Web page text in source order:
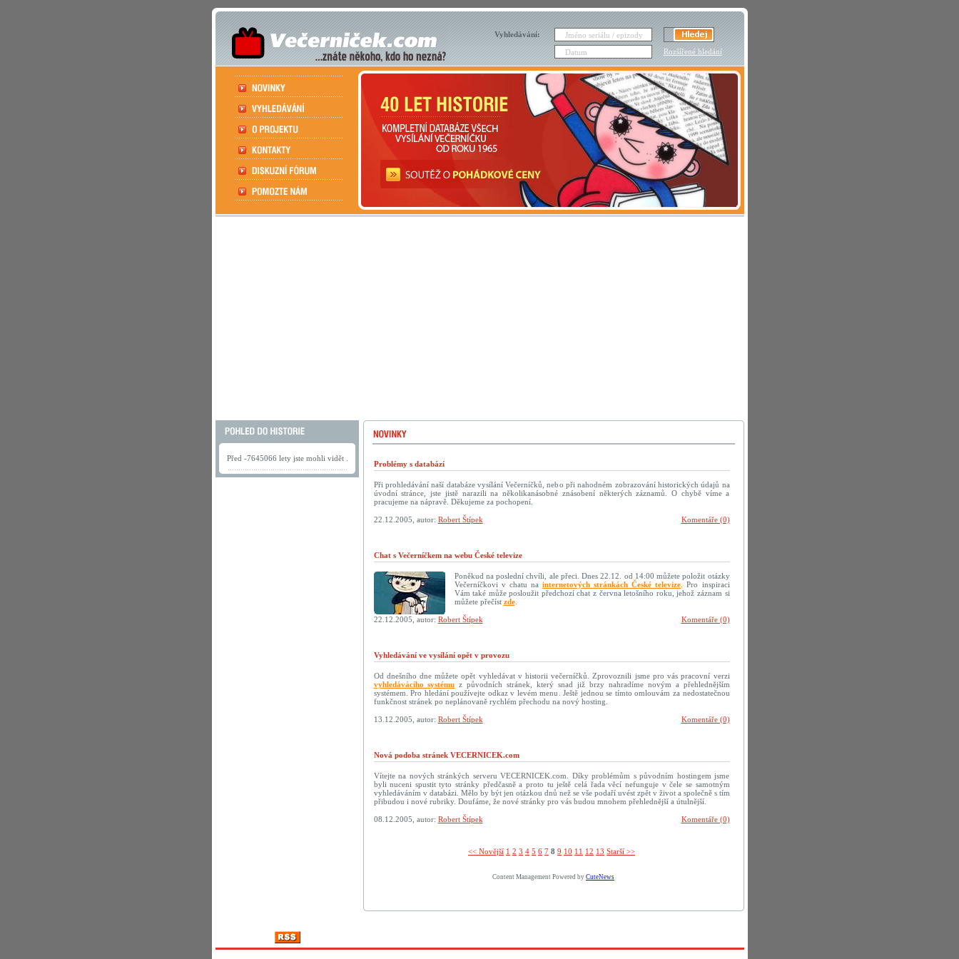
Vyhledávání:
Rozšířené hledání
Před -7645066 lety jste mohli vidět .
Problémy s databází
Při prohledávání naší databáze vysílání Večerníčků, nebo při nahodném zobrazování historických údajů na
úvodní stránce, jste jistě narazili na několikanásobné znásobení některých záznamů. O chybě víme a
pracujeme na nápravě. Děkujeme za pochopení.
Komentáře (0)
22.12.2005, autor: Robert Štípek
Chat s Večerníčkem na webu České televize
Poněkud na poslední chvíli, ale přeci. Dnes 22.12. od 14:00 můžete položit otázky
Večerníčkovi v chatu na internetových stránkách České televize . Pro inspiraci
Vám také může posloužit předchozí chat z června letošního roku, jehož záznam si
můžete přečíst zde.
Komentáře (0)
22.12.2005, autor: Robert Štípek
Vyhledávání ve vysílání opět v provozu
Od dnešního dne můžete opět vyhledávat v historii večerníčků. Zprovoznili jsme pro vás pracovní verzi
vyhledávácího systému z původních stránek, který snad již brzy nahradíme novým a přehlednějším
systémem. Pro hledání používejte odkaz v levém menu. Ještě jednou se tímto omlouvám za nedostatečnou
funkčnost stránek po neplánovaně rychlém přechodu na nový hosting.
Komentáře (0)
13.12.2005, autor: Robert Štípek
Nová podoba stránek VECERNICEK.com
Vítejte na nových stránkých serveru VECERNICEK.com. Díky problémům s původním hostingem jsme
byli nuceni spustit tyto stránky předčasně a proto tu ještě celá řada věcí nefunguje v čele se samotným
vyhledáváním v databázi. Mělo by být jen otázkou dnů než se vše podaří uvést zpět v život a společně s tím
přibudou i nové rubriky. Doufáme, že nové stránky pro vás budou mnohem přehlednější a útulnější.
Komentáře (0)
08.12.2005, autor: Robert Štípek
<< Novější­ 1 2 3 4 5 6 7 8 9 10 11 12 13 Starší >>
Content Management Powered by CuteNews